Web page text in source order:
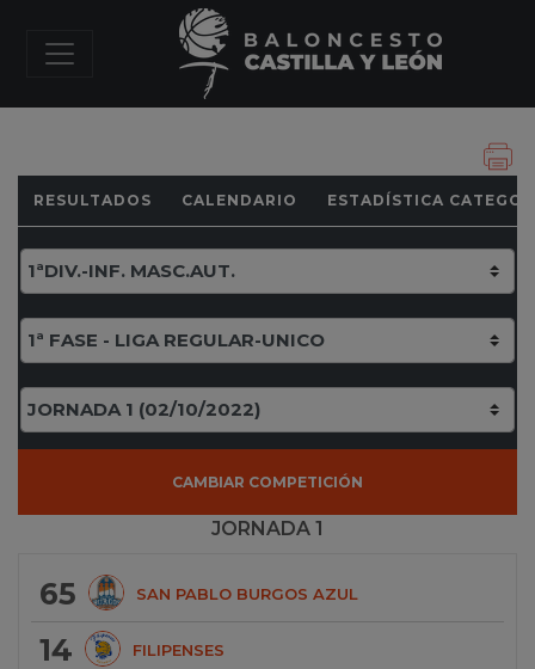
RESULTADOS CALENDARIO ESTADÍSTICA
CAMBIAR COMPETICIÓN
JORNADA 1
65 SAN PABLO BURGOS AZUL
14 FILIPENSES